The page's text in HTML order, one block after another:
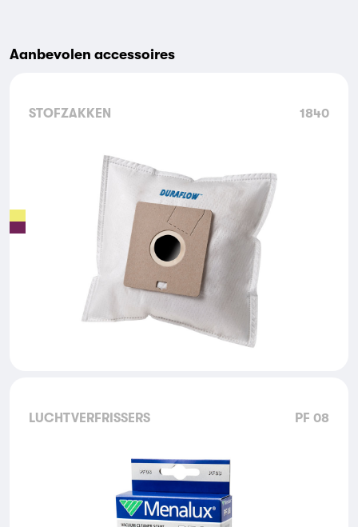
Aanbevolen accessoires
STOFZAKKEN 1840
LUCHTVERFRISSERS PF 08